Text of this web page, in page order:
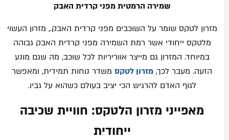
שמירה הרמטית מפני קרדית האבק
מזרון לטקס שומר על השוכבים מפני קרדית האבק., מזרון העשוי
מלטקס ייחודי אשר רמת השמירה מפני קרדית האבק גבוהה
במיוחד. המזרון גם מייצר אווריריות לכל שוכב, מה שגם מונע
הזעה. מעבר לכך, מזרון לטקס משדר נוחות תמידית, ומאפשר
לגוף האדם להרגיש הכי יציב בעולם כשהוא על גביו.
מאפייני מזרון הלטקס: חוויית שכיבה
ייחודית